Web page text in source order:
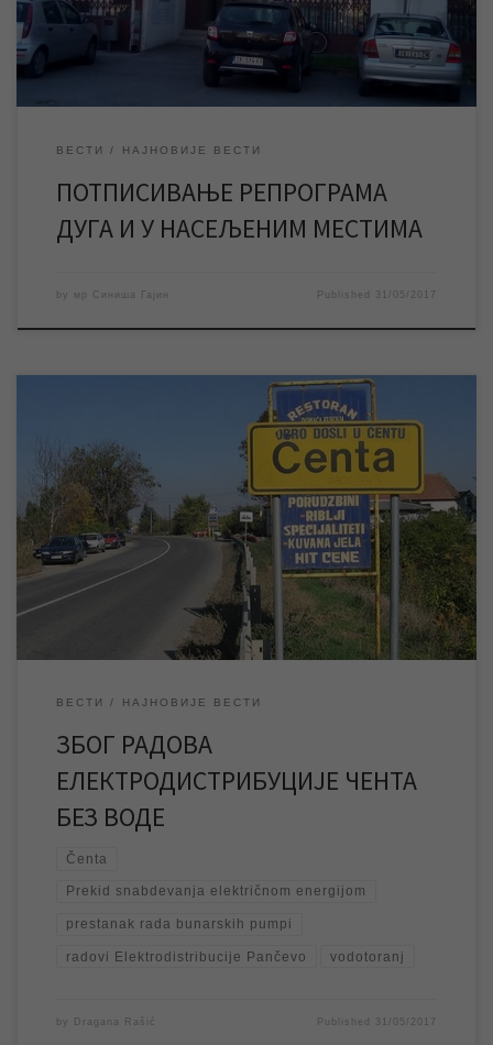
питању су опомене пред […]
ВЕСТИ НАЈНОВИЈЕ ВЕСТИ
ПОТПИСИВАЊЕ РЕПРОГРАМА
ДУГА И У НАСЕЉЕНИМ МЕСТИМА
by мр Синиша Гајин Published 31/05/2017
За четвртак 01.06.2017. године најављени су радови
Електродистрибуције Панчево на електро мрежи у Ченти,
због чега ће у временском периоду од 8 до 16 часова доћи до
прекида снабдевања електричном енергијом у овом
насељеном месту. Нестанак електричне енергије
проузроковаће престанак рада бунарских пумпи, што ће
довести до прекида водоснабдевања у […]
ВЕСТИ НАЈНОВИЈЕ ВЕСТИ
ЗБОГ РАДОВА
ЕЛЕКТРОДИСТРИБУЦИЈЕ ЧЕНТА
БЕЗ ВОДЕ
Čenta
Prekid snabdevanja električnom energijom
prestanak rada bunarskih pumpi
radovi Elektrodistribucije Pančevo vodotoranj
by Dragana Rašić Published 31/05/2017